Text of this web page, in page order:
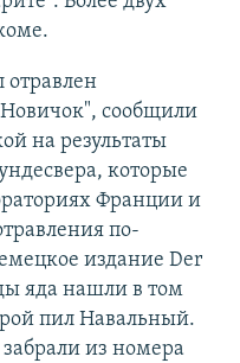
сообщили
на результаты
которые
Франции и
по-
издание Der
яда нашли в том
пил Навальный.
из номера